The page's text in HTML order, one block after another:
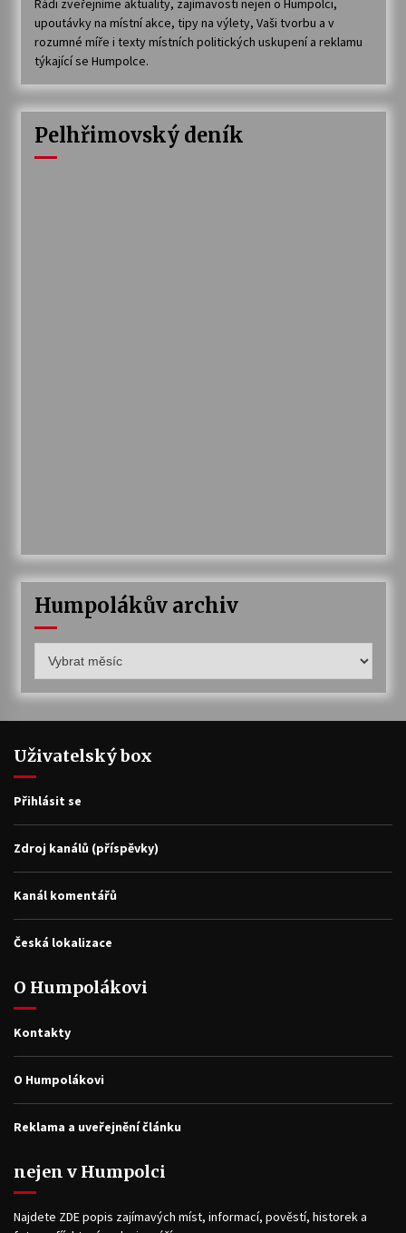
Rádi zveřejníme aktuality, zajímavosti nejen o Humpolci,
upoutávky na místní akce, tipy na výlety, Vaši tvorbu a v
rozumné míře i texty místních politických uskupení a reklamu
týkající se Humpolce.
Pelhřimovský deník
Humpolákův archiv
archiv
Uživatelský box
Přihlásit se
Zdroj kanálů (příspěvky)
Kanál komentářů
Česká lokalizace
O Humpolákovi
Kontakty
O Humpolákovi
Reklama a uveřejnění článku
nejen v Humpolci
Najdete ZDE popis zajímavých míst, informací, pověstí, historek a